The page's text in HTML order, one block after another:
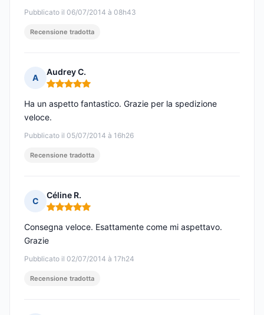
Pubblicato il 06/07/2014 à 08h43
Recensione tradotta
A
Audrey C.
Nota: 5 su 5
Pubblicato il 05/07/2014 à 16h26
Ha un aspetto fantastico. Grazie per la spedizione
veloce.
Recensione tradotta
C
Céline R.
Nota: 5 su 5
Pubblicato il 02/07/2014 à 17h24
Consegna veloce. Esattamente come mi aspettavo.
Grazie
Recensione tradotta